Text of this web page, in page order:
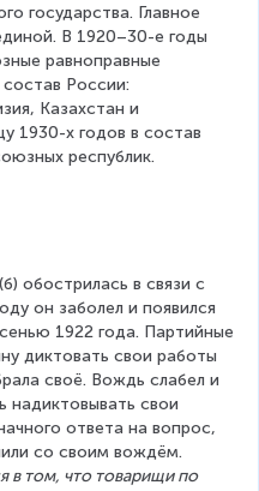
государства. Главное
В 1920–30-е годы
равноправные
России:
Казахстан и
1930-х годов в состав
республик.
обострилась в связи с
он заболел и появился
1922 года. Партийные
диктовать свои работы
своё. Вождь слабел и
надиктовывать свои
ответа на вопрос,
со своим вождём.
в том, что товарищи по